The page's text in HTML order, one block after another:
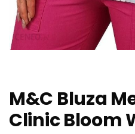
M&C Bluza
Clinic Bloom